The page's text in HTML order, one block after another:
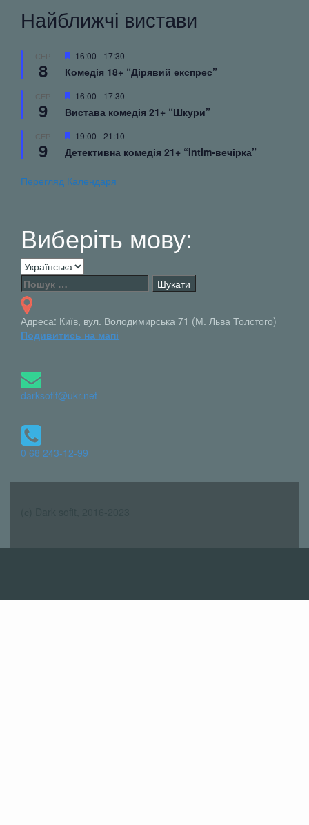
Найближчі вистави
СЕР
8
Вибрані
16:00 - 17:30
Комедія 18+ “Дірявий експрес”
СЕР
9
Вибрані
16:00 - 17:30
Вистава комедія 21+ “Шкури”
СЕР
9
Вибрані
19:00 -21:10
Детективна комедія 21+ “Intim-вечірка”
Перегляд Календаря
Виберіть мову:
Виберіть
мову:
Пошук:
Адреса: Київ, вул. Володимирська 71 (М. Льва Толстого)
Подивитись на мапі
darksofit@ukr.net
0 68 243-12-99